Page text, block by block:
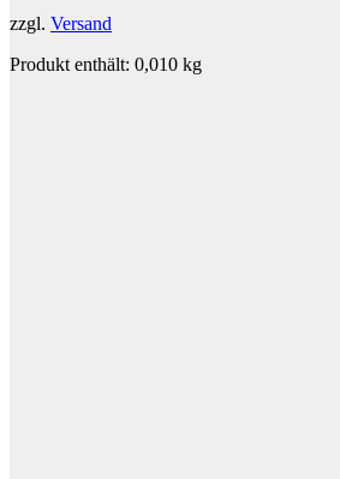
zzgl. Versand
Produkt enthält: 0,010 kg